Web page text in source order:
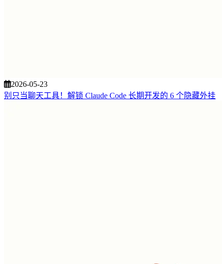
2026-05-23
别只当聊天工具！解锁 Claude Code 长期开发的 6 个隐藏外挂